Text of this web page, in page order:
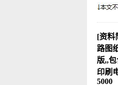
[资料
路图
版,,
印刷
5000